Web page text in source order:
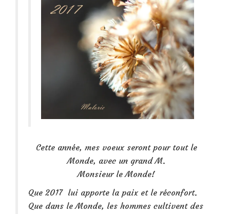
Cette année, mes voeux seront pour tout le
Monde, avec un grand M.
Monsieur le Monde!
Que 2017 lui apporte la paix et le réconfort.
Que dans le Monde, les hommes cultivent des